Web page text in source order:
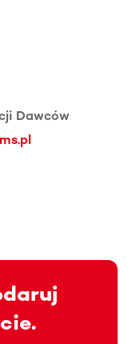
Dawców